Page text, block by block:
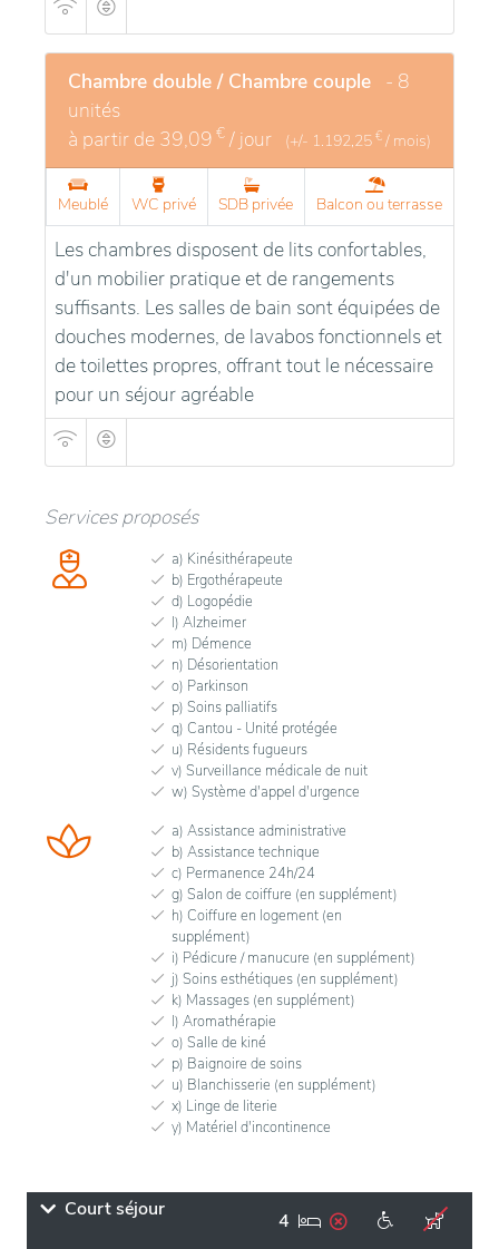
Chambre double / Chambre couple - 8
unités
à partir de 39,09 € / jour (+/- 1.192,25 € / mois)
Meublé WC privé SDB privée Balcon ou terrasse
Les chambres disposent de lits confortables,
d'un mobilier pratique et de rangements
suffisants. Les salles de bain sont équipées de
douches modernes, de lavabos fonctionnels et
de toilettes propres, offrant tout le nécessaire
pour un séjour agréable
Services proposés
a) Kinésithérapeute
b) Ergothérapeute
d) Logopédie
l) Alzheimer
m) Démence
n) Désorientation
o) Parkinson
p) Soins palliatifs
q) Cantou - Unité protégée
u) Résidents fugueurs
v) Surveillance médicale de nuit
w) Système d'appel d'urgence
a) Assistance administrative
b) Assistance technique
c) Permanence 24h/24
g) Salon de coiffure (en supplément)
h) Coiffure en logement (en
supplément)
i) Pédicure / manucure (en supplément)
j) Soins esthétiques (en supplément)
k) Massages (en supplément)
l) Aromathérapie
o) Salle de kiné
p) Baignoire de soins
u) Blanchisserie (en supplément)
x) Linge de literie
y) Matériel d'incontinence
Court séjour 4